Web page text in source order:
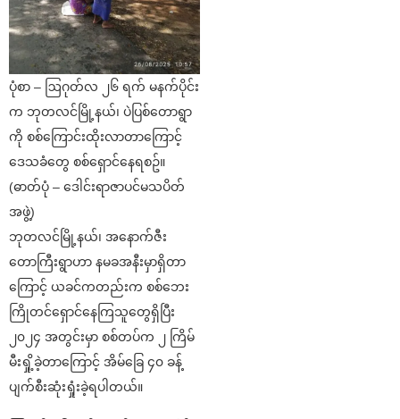
ပုံစာ – ဩဂုတ်လ ၂၆ ရက် မနက်ပိုင်း
က ဘုတလင်မြို့နယ်၊ ပဲပြစ်တောရွာ
ကို စစ်ကြောင်းထိုးလာတာကြောင့်
ဒေသခံတွေ စစ်ရှောင်နေရစဥ်။
(ဓာတ်ပုံ – ဒေါင်းရာဇာပင်မသပိတ်
အဖွဲ့)
ဘုတလင်မြို့နယ်၊ အနောက်ဇီး
တောကြီးရွာဟာ နမခအနီးမှာရှိတာ
ကြောင့် ယခင်ကတည်းက စစ်ဘေး
ကြိုတင်ရှောင်နေကြသူတွေရှိပြီး
၂၀၂၄ အတွင်းမှာ စစ်တပ်က ၂ ကြိမ်
မီးရှို့ခဲ့တာကြောင့် အိမ်ခြေ ၄၀ ခန့်
ပျက်စီးဆုံးရှုံးခဲ့ရပါတယ်။